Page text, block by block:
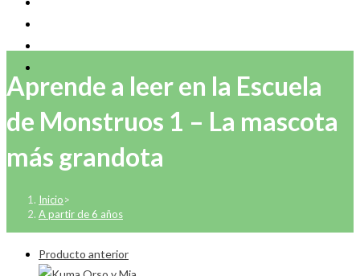
Aprende a leer en la Escuela
de Monstruos 1 – La mascota
más grandota
Inicio>
A partir de 6 años
Producto anterior